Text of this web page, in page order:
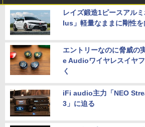
レイズ鍛造1ピースアル
lus」軽量なままに剛性を
エントリーなのに脅威の
e Audioワイヤレスイヤ
く
iFi audio主力「NEO
3」に迫る